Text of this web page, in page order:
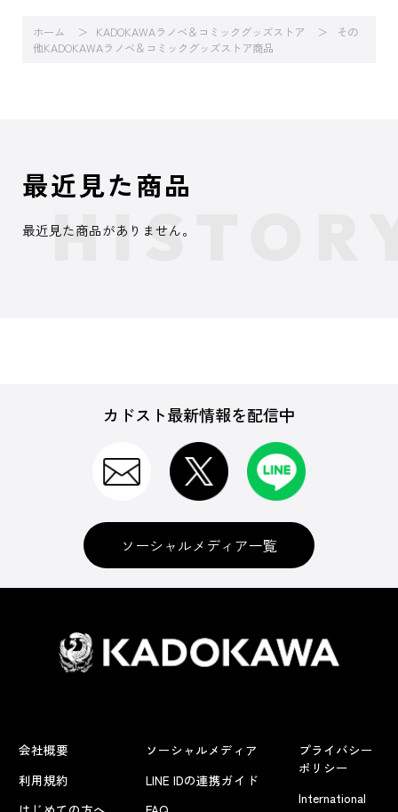
ホーム KADOKAWAラノベ＆コミックグッズストア
その
他KADOKAWAラノベ＆コミックグッズストア商品
最近見た商品
最近見た商品がありません。
カドスト最新情報を配信中
ソーシャルメディア一覧
会社概要
利用規約
ソーシャルメディア
LINE IDの連携ガイド
プライバシー
ポリシー
International